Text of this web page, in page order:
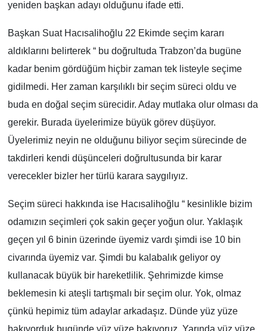
yeniden başkan adayı olduğunu ifade etti.
Başkan Suat Hacısalihoğlu 22 Ekimde seçim kararı
aldıklarını belirterek “ bu doğrultuda Trabzon’da bugüne
kadar benim gördüğüm hiçbir zaman tek listeyle seçime
gidilmedi. Her zaman karşılıklı bir seçim süreci oldu ve
buda en doğal seçim sürecidir. Aday mutlaka olur olması da
gerekir. Burada üyelerimize büyük görev düşüyor.
Üyelerimiz neyin ne olduğunu biliyor seçim sürecinde de
takdirleri kendi düşünceleri doğrultusunda bir karar
verecekler bizler her türlü karara saygılıyız.
Seçim süreci hakkında ise Hacısalihoğlu “ kesinlikle bizim
odamızın seçimleri çok sakin geçer yoğun olur. Yaklaşık
geçen yıl 6 binin üzerinde üyemiz vardı şimdi ise 10 bin
civarında üyemiz var. Şimdi bu kalabalık geliyor oy
kullanacak büyük bir hareketlilik. Şehrimizde kimse
beklemesin ki ateşli tartışmalı bir seçim olur. Yok, olmaz
çünkü hepimiz tüm adaylar arkadaşız. Dünde yüz yüze
bakıyorduk bugünde yüz yüze bakıyoruz. Yarında yüz yüze